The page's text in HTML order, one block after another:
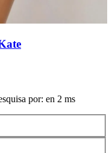
por: en 2 ms